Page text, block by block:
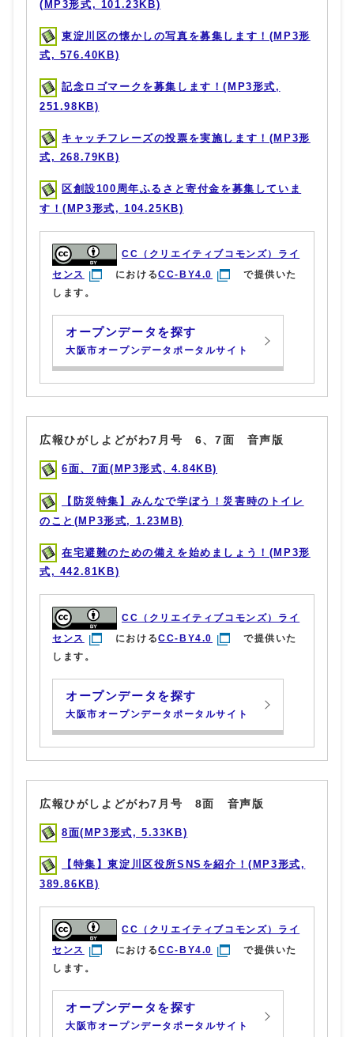
(MP3形式, 101.23KB)
東淀川区の懐かしの写真を募集します！(MP3形
式, 576.40KB)
記念ロゴマークを募集します！(MP3形式,
251.98KB)
キャッチフレーズの投票を実施します！(MP3形
式, 268.79KB)
区創設100周年ふるさと寄付金を募集していま
す！(MP3形式, 104.25KB)
CC（クリエイティブコモンズ）ライ
センス
におけるCC-BY4.0
で提供いた
します。
オープンデータを探す
大阪市オープンデータポータルサイト
広報ひがしよどがわ7月号 6、7面 音声版
6面、7面(MP3形式, 4.84KB)
【防災特集】みんなで学ぼう！災害時のトイレ
のこと(MP3形式, 1.23MB)
在宅避難のための備えを始めましょう！(MP3形
式, 442.81KB)
CC（クリエイティブコモンズ）ライ
センス
におけるCC-BY4.0
で提供いた
します。
オープンデータを探す
大阪市オープンデータポータルサイト
広報ひがしよどがわ7月号 8面 音声版
8面(MP3形式, 5.33KB)
【特集】東淀川区役所SNSを紹介！(MP3形式,
389.86KB)
CC（クリエイティブコモンズ）ライ
センス
におけるCC-BY4.0
で提供いた
します。
オープンデータを探す
大阪市オープンデータポータルサイト